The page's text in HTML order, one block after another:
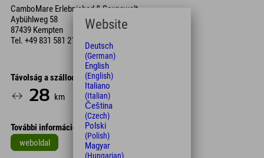
CamboMare Erlebnisbad & Saunawelt
Aybühlweg 58
87439 Kempten
Tel. +49 831 581 210
Távolság a szállodától
28 km 27
További információk
weboldal
Website
Deutsch
(German)
English
(English)
Italiano
(Italian)
Čeština
(Czech)
Polski
(Polish)
Magyar
(Hungarian)